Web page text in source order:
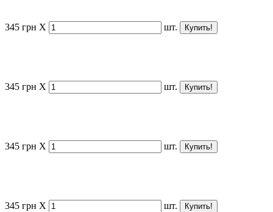
345 грн X шт.
345 грн X шт.
345 грн X шт.
345 грн X шт.